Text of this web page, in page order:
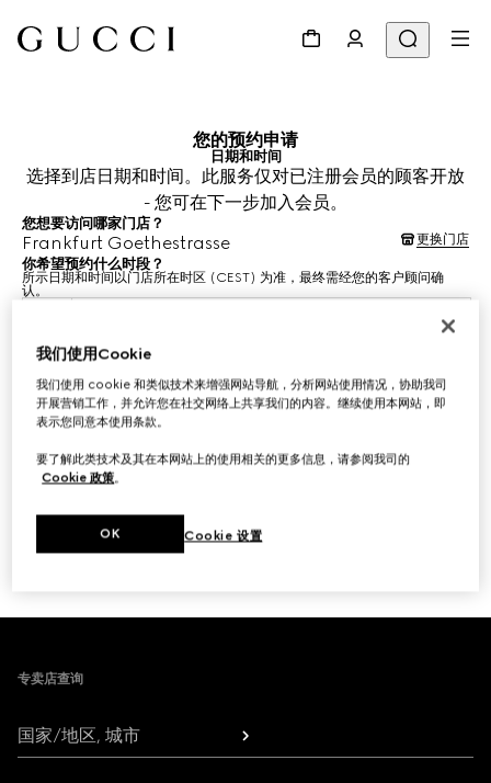
您的预约申请
日期和时间
选择到店日期和时间。此服务仅对已注册会员的顾客开放
- 您可在下一步加入会员。
您想要访问哪家门店？
Frankfurt Goethestrasse 更换门店
你希望预约什么时段？
所示日期和时间以门店所在时区 (CEST) 为准，最终需经您的客户顾问确
认。
选择时间*
Footer
专卖店查询
国家/地区, 城市
我们使用Cookie
我们使用 cookie 和类似技术来增强网站导航，分析网站使用情况，协助我司
开展营销工作，并允许您在社交网络上共享我们的内容。继续使用本网站，即
表示您同意本使用条款。
要了解此类技术及其在本网站上的使用相关的更多信息，请参阅我司的
Cookie 政策。
Cookie 设置
OK